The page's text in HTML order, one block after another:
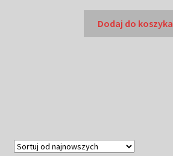
Dodaj do koszyka